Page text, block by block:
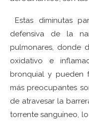
Estas diminutas
defensiva de la
pulmonares, donde
oxidativo e
bronquial y pueden
más preocupantes
de atravesar la
torrente sanguíneo,